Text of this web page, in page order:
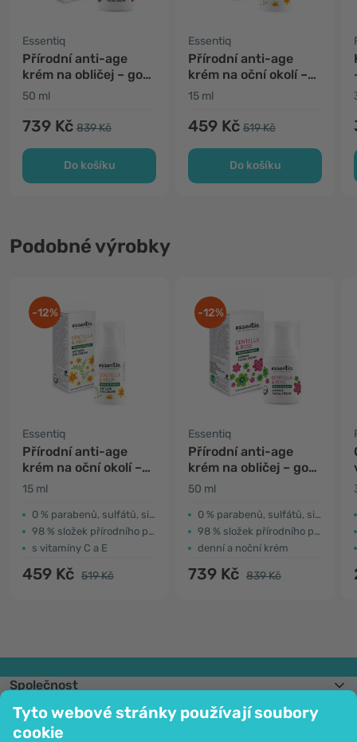
Tyto webové stránky používají soubory
cookie
Essentiq
Přírodní anti-age
krém na obličej – gotu
kola & růže
50 ml
739 Kč 839 Kč
Do košíku
Essentiq
Přírodní anti-age
krém na oční okolí –
gotu kola & kelp
15 ml
459 Kč 519 Kč
Do košíku
Podobné výrobky
-12%
Essentiq
Přírodní anti-age
krém na oční okolí –
gotu kola & kelp
15 ml
0 % parabenů, sulfátů, silikonu, ftalátů
98 % složek přírodního původu
s vitamíny C a E
459 Kč 519 Kč
-12%
Essentiq
Přírodní anti-age
krém na obličej – gotu
kola & růže
50 ml
0 % parabenů, sulfátů, silikonu, ftalátů
98 % složek přírodního původu
denní a noční krém
739 Kč 839 Kč
Společnost
Informace
Připojte se k nám
Pomoc a objednávky